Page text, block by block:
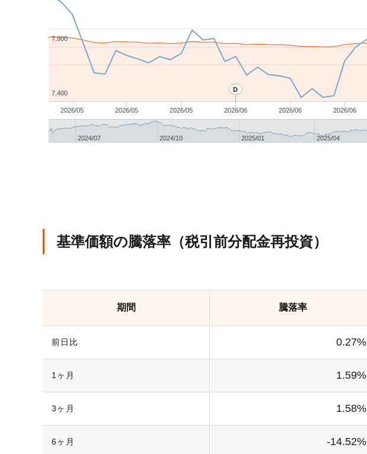
D
2026/05 2026/05 2026/05 2026/06 2026/06 2026/06
2024/07 2024/10 2025/01 2025/04
7,400
7,900
基準価額の騰落率（税引前分配金再投資）
期間 騰落率
前日比 0.27%
1ヶ月 1.59%
3ヶ月 1.58%
6ヶ月 -14.52%